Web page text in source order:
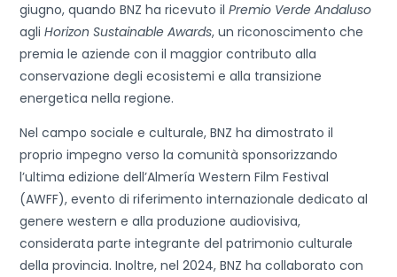
giugno, quando BNZ ha ricevuto ilPremio Verde Andaluso
agliHorizon Sustainable Awards, un riconoscimento che
premia le aziende con il maggior contributo alla
conservazione degli ecosistemi e alla transizione
energetica nella regione.
Nel campo sociale e culturale, BNZ ha dimostrato il
proprio impegno verso la comunità sponsorizzando
l’ultima edizione dell’Almería Western Film Festival
(AWFF), evento di riferimento internazionale dedicato al
genere western e alla produzione audiovisiva,
considerata parte integrante del patrimonio culturale
della provincia. Inoltre, nel 2024, BNZ ha collaborato con